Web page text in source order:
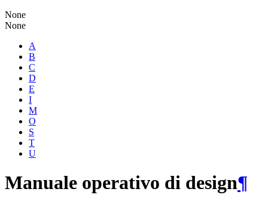
None
None
A
B
C
D
E
I
M
O
S
T
U
Manuale operativo di design¶